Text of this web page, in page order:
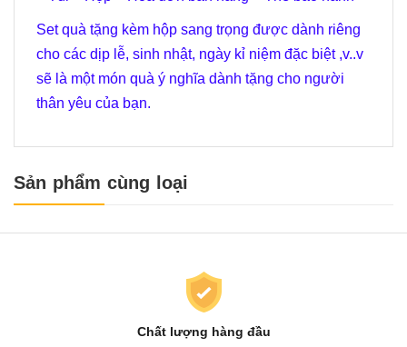
Set quà tặng kèm hộp sang trọng được dành riêng
cho các dịp lễ, sinh nhật, ngày kỉ niệm đặc biệt ,v..v
sẽ là một món quà ý nghĩa dành tặng cho người
thân yêu của bạn.
Sản phẩm cùng loại
Chất lượng hàng đầu